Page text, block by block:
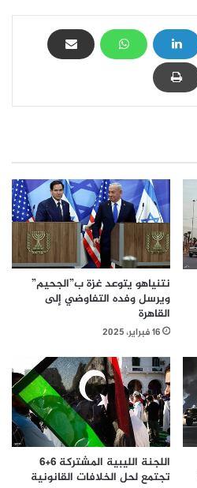
نتنياهو يتوعد غزة ب”الجحيم”
ويرسل وفده التفاوضي إلى
القاهرة
16 فبراير، 2025
اللجنة الليبية المشتركة 6+6
تجتمع لحل الخلافات القانونية